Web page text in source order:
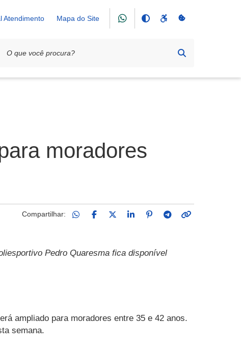
Atendimento Mapa do Site
moradores
Compartilhar:
Pedro Quaresma fica disponível
ampliado para moradores entre 35 e 42 anos.
semana.